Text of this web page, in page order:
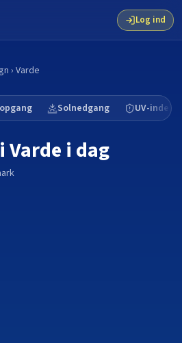
Log ind
› Varde
Solnedgang UV-indeks
Varde i dag